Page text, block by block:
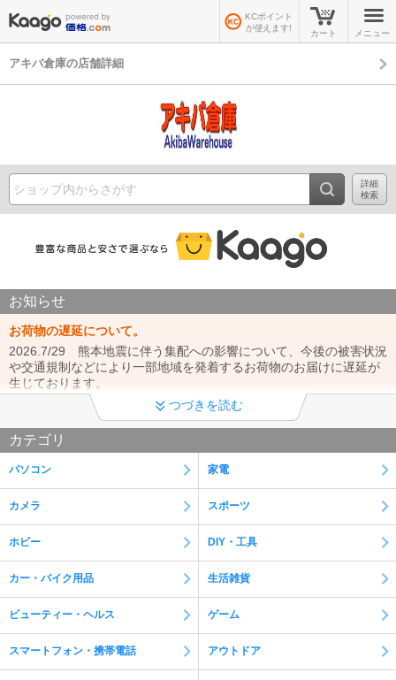
KCポイント
が使えます!
カート メニュー
アキバ倉庫の店舗詳細
詳細
検索
お知らせ
お荷物の遅延について。
2026.7/29 熊本地震に伴う集配への影響について、今後の被害状況
や交通規制などにより一部地域を発着するお荷物のお届けに遅延が
生じております。
夏期休業日のご案内
夏期休業日のご案内 8/13～8/16迄お休みになります。詳しくは営
業案内をご確認お願い致します。
詳細はこちら
初期不良対応対象外メーカーについて
取扱商品の中にはメーカー側の事情等で初期不良時の店舗側対応が
できないメーカーのものも含まれます。当該商品は商品ページに説
明が記載されていますのでご購入前にご確認いただくようお願い致
します。
領収書について
kaagoでのご注文で領収書発行機能が実装されました。発行方法に
ついてはhttps://kaago.com/static/help/deal/#anch08をご参照くださ
つづきを読む
カテゴリ
パソコン 家電
カメラ スポーツ
ホビー DIY・工具
カー・バイク用品 生活雑貨
ビューティー・ヘルス ゲーム
スマートフォン・携帯電話 アウトドア